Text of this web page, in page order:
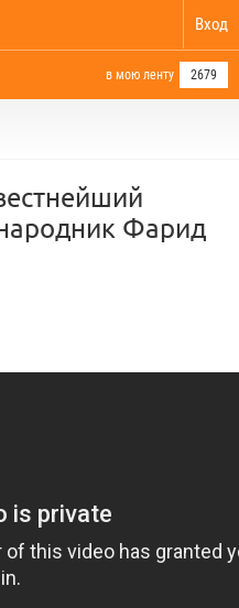
Вход
в мою ленту 2679
Фарид